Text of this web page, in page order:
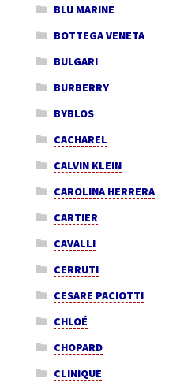
BLU MARINE
BOTTEGA VENETA
BULGARI
BURBERRY
BYBLOS
CACHAREL
CALVIN KLEIN
CAROLINA HERRERA
CARTIER
CAVALLI
CERRUTI
CESARE PACIOTTI
CHLOÉ
CHOPARD
CLINIQUE